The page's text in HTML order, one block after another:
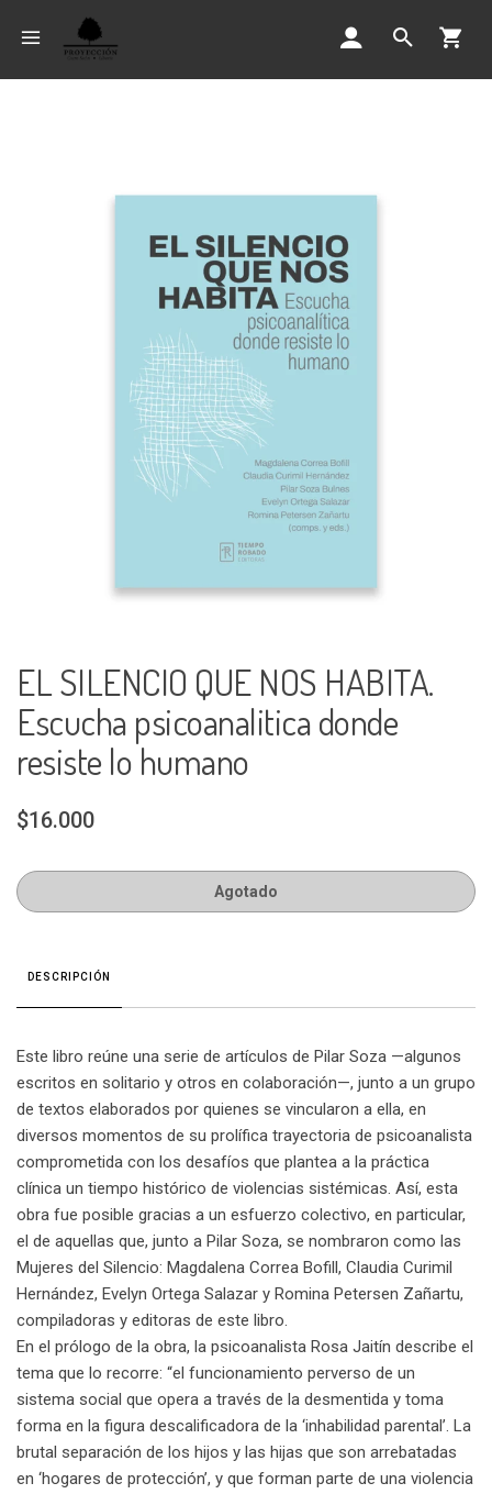
EL SILENCIO QUE NOS HABITA.
Escucha psicoanalitica donde
resiste lo humano
$16.000
Agotado
DESCRIPCIÓN
Este libro reúne una serie de artículos de Pilar Soza —algunos
escritos en solitario y otros en colaboración—, junto a un grupo
de textos elaborados por quienes se vincularon a ella, en
diversos momentos de su prolífica trayectoria de psicoanalista
comprometida con los desafíos que plantea a la práctica
clínica un tiempo histórico de violencias sistémicas. Así, esta
obra fue posible gracias a un esfuerzo colectivo, en particular,
el de aquellas que, junto a Pilar Soza, se nombraron como las
Mujeres del Silencio: Magdalena Correa Bofill, Claudia Curimil
Hernández, Evelyn Ortega Salazar y Romina Petersen Zañartu,
compiladoras y editoras de este libro.
En el prólogo de la obra, la psicoanalista Rosa Jaitín describe el
tema que lo recorre: “el funcionamiento perverso de un
sistema social que opera a través de la desmentida y toma
forma en la figura descalificadora de la ‘inhabilidad parental’. La
brutal separación de los hijos y las hijas que son arrebatadas
en ‘hogares de protección’, y que forman parte de una violencia